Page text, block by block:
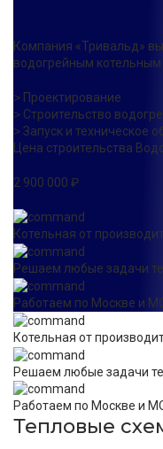
Компания «Тривальд»
водогрейным котельным
˃ Проектирование
˃ Строительство
˃ Запуск и техническое
Цена строительства
2 900 000 ₽
Котельная от
Решаем любые задачи
Работаем по Москве и
Котельная от
Решаем любые задачи
Работаем по Москве и
Тепловые